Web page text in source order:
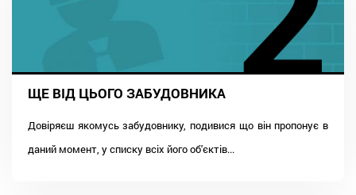
ЩЕ ВІД ЦЬОГО ЗАБУДОВНИКА
Довіряєш якомусь забудовнику, подивися що він пропонує в
даний момент, у списку всіх його об'єктів...